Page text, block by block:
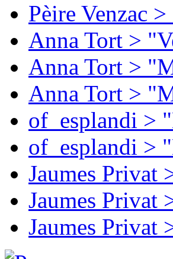
Pèire Venzac
Anna Tort >
Anna Tort >
Anna Tort >
of_esplandi >
of_esplandi >
Jaumes Privat
Jaumes Privat
Jaumes Privat